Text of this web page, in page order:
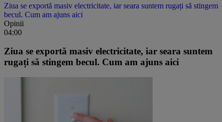
Ziua se exportă masiv electricitate, iar seara suntem rugați să stingem
becul. Cum am ajuns aici
Opinii
04:00
Ziua se exportă masiv electricitate, iar seara suntem
rugați să stingem becul. Cum am ajuns aici